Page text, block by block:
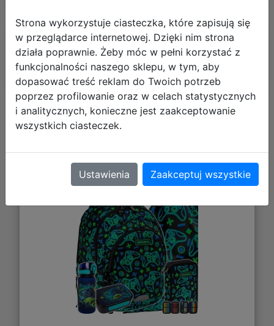
Polecane
AstraBag Zestaw Szkolny Game On
Worek 507026010 + Piórnik
503026031 + Z17964 + Z18964
Strona wykorzystuje ciasteczka, które zapisują się
w przeglądarce internetowej. Dzięki nim strona
działa poprawnie. Żeby móc w pełni korzystać z
funkcjonalności naszego sklepu, w tym, aby
dopasować treść reklam do Twoich potrzeb
poprzez profilowanie oraz w celach statystycznych
i analitycznych, konieczne jest zaakceptowanie
wszystkich ciasteczek.
Ustawienia Zaakceptuj wszystkie